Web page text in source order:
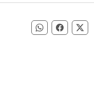
Compartir